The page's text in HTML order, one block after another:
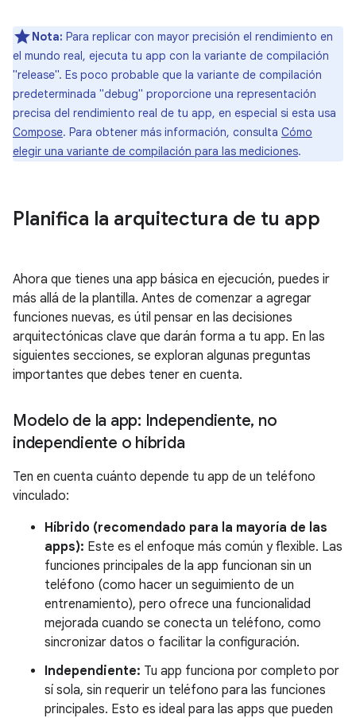
Nota: Para replicar con mayor precisión el rendimiento en
el mundo real, ejecuta tu app con la variante de compilación
"release". Es poco probable que la variante de compilación
predeterminada "debug" proporcione una representación
precisa del rendimiento real de tu app, en especial si esta usa
Compose. Para obtener más información, consulta Cómo
elegir una variante de compilación para las mediciones.
Planifica la arquitectura de tu app
Ahora que tienes una app básica en ejecución, puedes ir
más allá de la plantilla. Antes de comenzar a agregar
funciones nuevas, es útil pensar en las decisiones
arquitectónicas clave que darán forma a tu app. En las
siguientes secciones, se exploran algunas preguntas
importantes que debes tener en cuenta.
Modelo de la app: Independiente, no
independiente o híbrida
Ten en cuenta cuánto depende tu app de un teléfono
vinculado:
Híbrido (recomendado para la mayoría de las
apps): Este es el enfoque más común y flexible. Las
funciones principales de la app funcionan sin un
teléfono (como hacer un seguimiento de un
entrenamiento), pero ofrece una funcionalidad
mejorada cuando se conecta un teléfono, como
sincronizar datos o facilitar la configuración.
Independiente: Tu app funciona por completo por
sí sola, sin requerir un teléfono para las funciones
principales. Esto es ideal para las apps que pueden